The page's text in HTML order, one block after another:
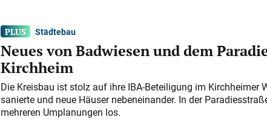
Städtebau
Neues von Badwiesen und dem
Kirchheim
Die Kreisbau ist stolz auf ihre IBA-Beteiligung im Kirchheimer
sanierte und neue Häuser nebeneinander. In der
mehreren Umplanungen los.